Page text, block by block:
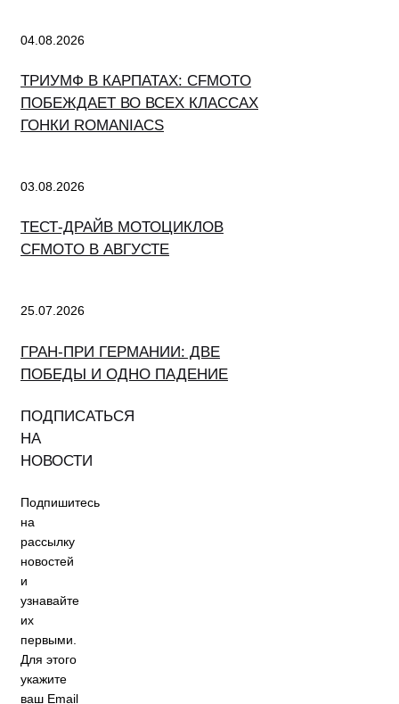
04.08.2026
ТРИУМФ В КАРПАТАХ: CFMOTO
ПОБЕЖДАЕТ ВО ВСЕХ КЛАССАХ
ГОНКИ ROMANIACS
03.08.2026
ТЕСТ-ДРАЙВ МОТОЦИКЛОВ
CFMOTO В АВГУСТЕ
25.07.2026
ГРАН-ПРИ ГЕРМАНИИ: ДВЕ
ПОБЕДЫ И ОДНО ПАДЕНИЕ
ПОДПИСАТЬСЯ
НА
НОВОСТИ
Подпишитесь
на
рассылку
новостей
и
узнавайте
их
первыми.
Для этого
укажите
ваш Email